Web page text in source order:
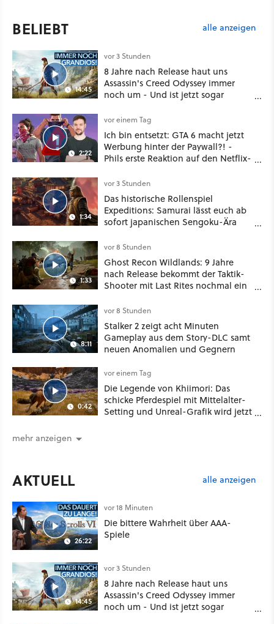
BELIEBT alle anzeigen
14:45
vor 3 Stunden
8 Jahre nach Release haut uns
Assassin's Creed Odyssey immer
noch um - Und ist jetzt sogar
2:22
vor einem Tag
Ich bin entsetzt: GTA 6 macht jetzt
Werbung hinter der Paywall?! -
Phils erste Reaktion auf den Netflix-
1:34
vor 3 Stunden
Das historische Rollenspiel
Expeditions: Samurai lässt euch ab
sofort japanischen Sengoku-Ära
oder Diplomatie
1:33
vor 8 Stunden
Ghost Recon Wildlands: 9 Jahre
nach Release bekommt der Taktik-
Shooter mit Last Rites nochmal ein
8:11
vor 8 Stunden
Stalker 2 zeigt acht Minuten
Gameplay aus dem Story-DLC samt
neuen Anomalien und Gegnern
0:42
vor einem Tag
Die Legende von Khiimori: Das
schicke Pferdespiel mit Mittelalter-
Setting und Unreal-Grafik wird jetzt
mehr anzeigen
AKTUELL alle anzeigen
26:22
vor 18 Minuten
Die bittere Wahrheit über AAA-
Spiele
14:45
vor 3 Stunden
8 Jahre nach Release haut uns
Assassin's Creed Odyssey immer
noch um - Und ist jetzt sogar